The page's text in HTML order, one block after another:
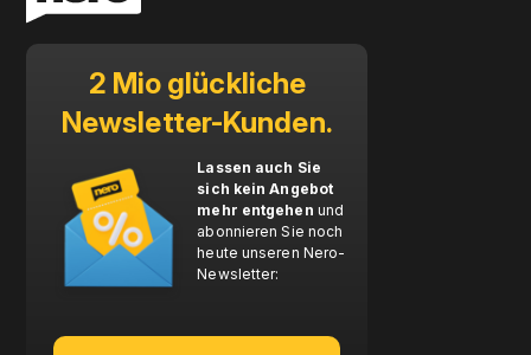
2 Mio glückliche
Newsletter-Kunden.
Lassen auch Sie
sich kein Angebot
mehr entgehen und
abonnieren Sie noch
heute unseren Nero-
Newsletter: